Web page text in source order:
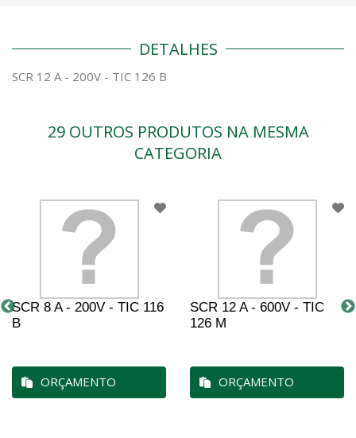
DETALHES
SCR 12 A - 200V - TIC 126 B
29 OUTROS PRODUTOS NA MESMA
CATEGORIA
SCR 8 A - 200V - TIC 116
B
ORÇAMENTO
SCR 12 A - 600V - TIC
126 M
ORÇAMENTO